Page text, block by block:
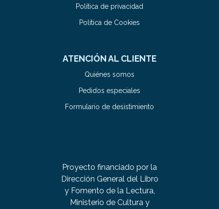
Política de privacidad
Política de Cookies
ATENCIÓN AL CLIENTE
Quiénes somos
Pedidos especiales
Formulario de desistimiento
Proyecto financiado por la
Dirección General del Libro
y Fomento de la Lectura,
Ministerio de Cultura y